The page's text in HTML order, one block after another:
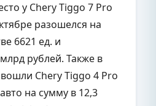
у Chery Tiggo 7 Pro
разошелся на
6621 ед. и
рублей. Также в
Chery Tiggo 4 Pro
на сумму в 12,3